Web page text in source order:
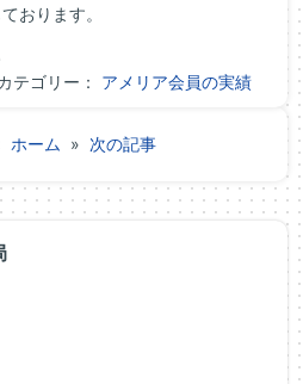
おります。
テゴリー： アメリア会員の実績
ホーム » 次の記事